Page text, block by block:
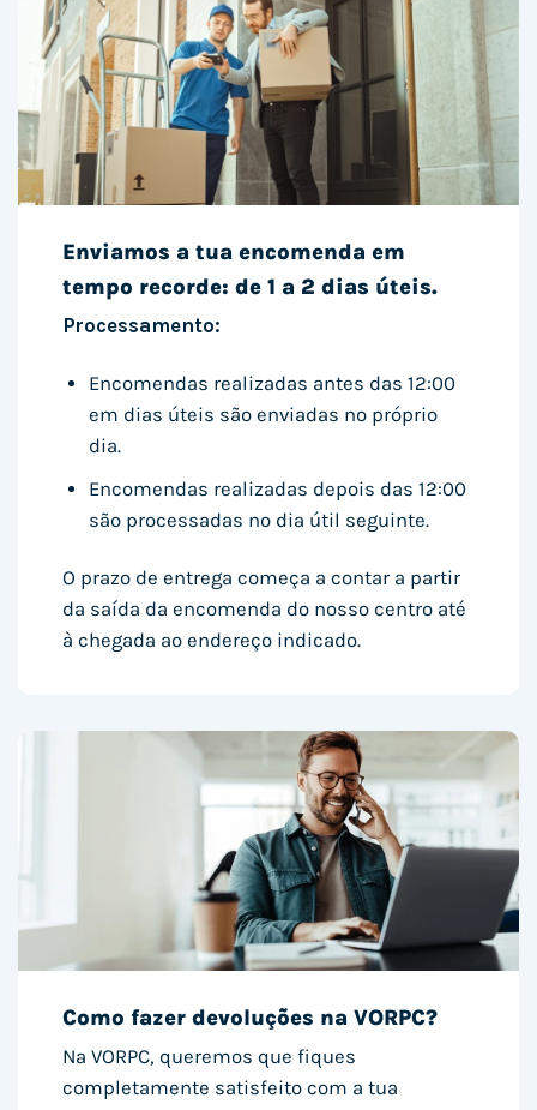
Enviamos a tua encomenda em
tempo recorde: de 1 a 2 dias úteis.
Processamento:
Encomendas realizadas antes das 12:00
em dias úteis são enviadas no próprio
dia.
Encomendas realizadas depois das 12:00
são processadas no dia útil seguinte.
O prazo de entrega começa a contar a partir
da saída da encomenda do nosso centro até
à chegada ao endereço indicado.
Como fazer devoluções na VORPC?
Na VORPC, queremos que fiques
completamente satisfeito com a tua